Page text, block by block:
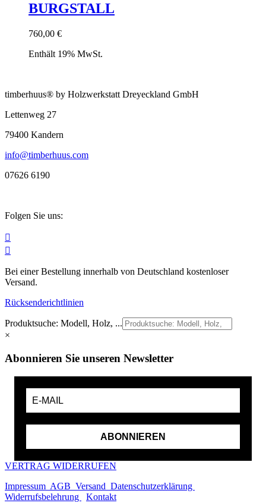
BURGSTALL
760,00 €
Enthält 19% MwSt.
timberhuus® by Holzwerkstatt Dreyeckland GmbH
Lettenweg 27
79400 Kandern
info@timberhuus.com
07626 6190
Folgen Sie uns:


Bei einer Bestellung innerhalb von Deutschland kostenloser
Versand.
Rücksenderichtlinien
Produktsuche: Modell, Holz, ...
×
Abonnieren Sie unseren Newsletter
ABONNIEREN
VERTRAG WIDERRUFEN
Impressum AGB Versand Datenschutzerklärung
Widerrufsbelehrung
Kontakt